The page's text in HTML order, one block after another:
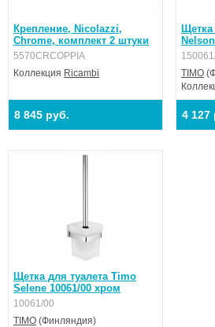
Крепление, Nicolazzi,
Chrome, комплект 2 штуки
5570CRCOPPIA
Коллекция Ricambi
8 845 руб.
Щетка
TIMO
4 127
Щетка для туалета Timo
Selene 10061/00 хром
10061/00
TIMO (Финляндия)